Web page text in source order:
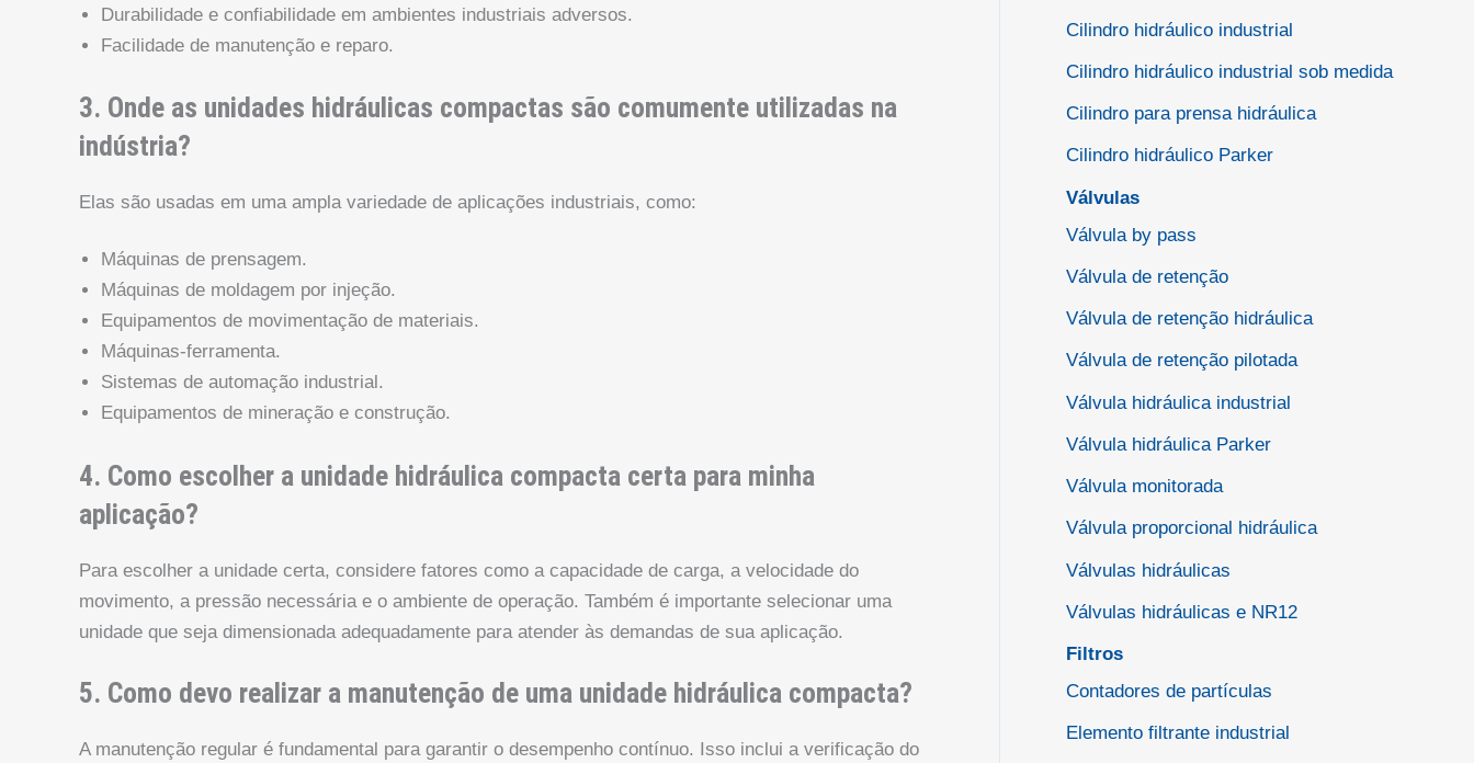
Durabilidade e confiabilidade em ambientes industriais adversos.
Facilidade de manutenção e reparo.
3. Onde as unidades hidráulicas compactas são comumente utilizadas na
indústria?
Elas são usadas em uma ampla variedade de aplicações industriais, como:
Máquinas de prensagem.
Máquinas de moldagem por injeção.
Equipamentos de movimentação de materiais.
Máquinas-ferramenta.
Sistemas de automação industrial.
Equipamentos de mineração e construção.
4. Como escolher a unidade hidráulica compacta certa para minha
aplicação?
Para escolher a unidade certa, considere fatores como a capacidade de carga, a velocidade do
movimento, a pressão necessária e o ambiente de operação. Também é importante selecionar uma
unidade que seja dimensionada adequadamente para atender às demandas de sua aplicação.
5. Como devo realizar a manutenção de uma unidade hidráulica compacta?
A manutenção regular é fundamental para garantir o desempenho contínuo. Isso inclui a verificação do
Cilindro hidráulico industrial
Cilindro hidráulico industrial sob medida
Cilindro para prensa hidráulica
Cilindro hidráulico Parker
Válvulas
Válvula by pass
Válvula de retenção
Válvula de retenção hidráulica
Válvula de retenção pilotada
Válvula hidráulica industrial
Válvula hidráulica Parker
Válvula monitorada
Válvula proporcional hidráulica
Válvulas hidráulicas
Válvulas hidráulicas e NR12
Filtros
Contadores de partículas
Elemento filtrante industrial